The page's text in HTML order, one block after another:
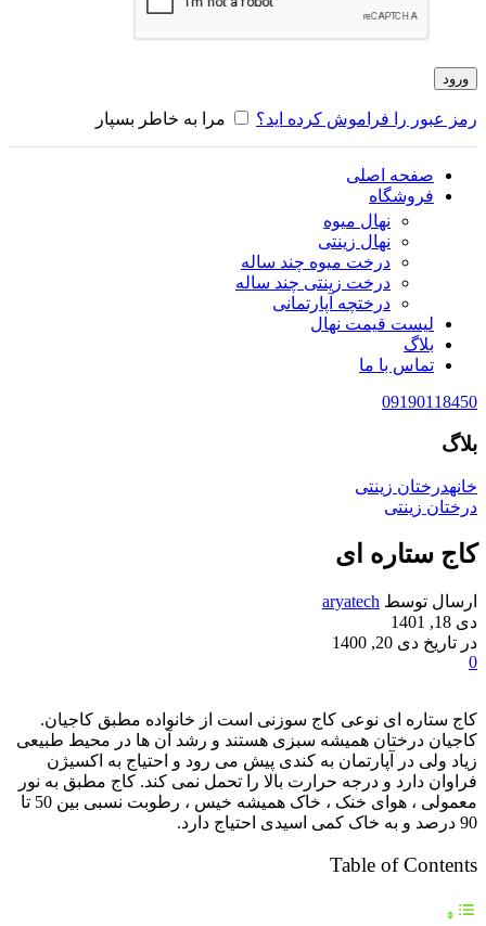
ورود
رمز عبور را فراموش کرده اید؟ مرا به خاطر بسپار
صفحه اصلی
فروشگاه
نهال میوه
نهال زینتی
درخت میوه چند ساله
درخت زینتی چند ساله
درختچه آپارتمانی
لیست قیمت نهال
بلاگ
تماس با ما
09190118450
بلاگ
خانهدرختان زینتی
درختان زینتی
کاج ستاره ای
ارسال توسط aryatech
دی 18, 1401
در تاریخ دی 20, 1400
0
کاج ستاره ای نوعی کاج سوزنی است از خانواده مطبق ‌کاجیان.
‌کاجیان درختان همیشه‌ سبزی هستند و رشد آن ها در محیط طبیعی
زیاد ولی در آپارتمان به کندی پیش می رود و احتیاج به اکسیژن
فراوان دارد و درجه حرارت بالا را تحمل نمی ‌کند. کاج مطبق به نور
معمولی ، هوای خنک ، خاک همیشه خیس ، رطوبت نسبی بین 50 تا
90 درصد و به خاک کمی اسیدی احتیاج دارد.
Table of Contents